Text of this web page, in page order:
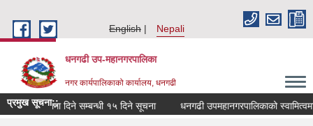
English
Nepali
धनगढी उप-महानगरपालिका
नगर कार्यपालिकाको कार्यालय, धनगढी
प्रमुख सूचना::
जुगेडा धनगढी १२ को जग्गा तथा ताल ठेक्कामा दिने सम्बन्धी १५ दिने सूचना धनगढी उपमहानगरपालिकाको स्वामित्वमा